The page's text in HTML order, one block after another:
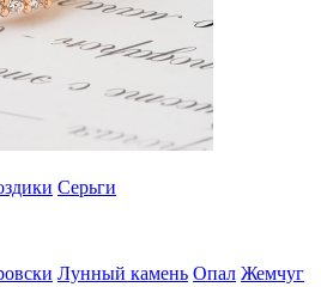
Серьги
Лунный камень Опал Жемчуг